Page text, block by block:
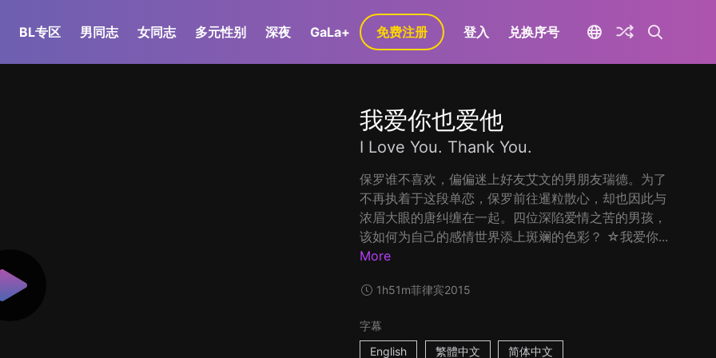
BL专区 男同志 女同志 多元性别 深夜 GaLa+ 免费注册 登入 兑换序号
我爱你也爱他
I Love You. Thank You.
保罗谁不喜欢，偏偏迷上好友艾文的男朋友瑞德。为了
不再执着于这段单恋，保罗前往暹粒散心，却也因此与
浓眉大眼的唐纠缠在一起。四位深陷爱情之苦的男孩，
该如何为自己的感情世界添上斑斓的色彩？ ☆我爱你...
More
1h51m菲律宾2015
字幕
English
繁體中文 简体中文